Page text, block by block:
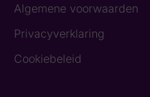
Algemene voorwaarden
Privacyverklaring
Cookiebeleid